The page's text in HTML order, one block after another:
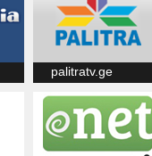
palitratv.ge